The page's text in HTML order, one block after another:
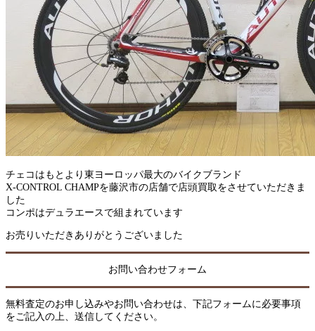
チェコはもとより東ヨーロッパ最大のバイクブランド
X-CONTROL CHAMPを藤沢市の店舗で店頭買取をさせていただきま
した
コンポはデュラエースで組まれています
お売りいただきありがとうございました
お問い合わせフォーム
無料査定のお申し込みやお問い合わせは、下記フォームに必要事項
をご記入の上、送信してください。